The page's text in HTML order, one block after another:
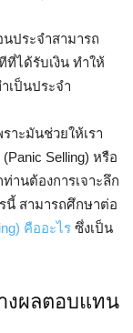
นประจำสามารถ
ที่ได้รับเงิน ทำให้
เป็นประจำ
าะมันช่วยให้เรา
Selling) หรือ
านต้องการเจาะลึก
นี้ สามารถศึกษาต่อ
คืออะไร ซึ่งเป็น
งผลตอบแทน